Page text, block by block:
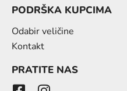
PODRŠKA KUPCIMA
Odabir veličine
Kontakt
PRATITE NAS